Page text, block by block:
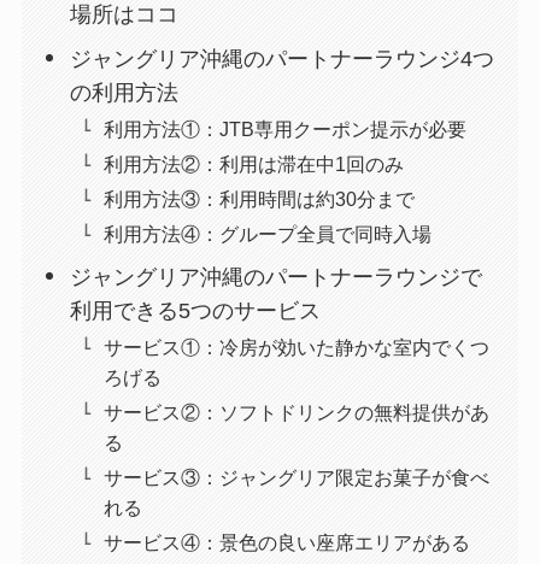
場所はココ
ジャングリア沖縄のパートナーラウンジ4つ
の利用方法
利用方法①：JTB専用クーポン提示が必要
利用方法②：利用は滞在中1回のみ
利用方法③：利用時間は約30分まで
利用方法④：グループ全員で同時入場
ジャングリア沖縄のパートナーラウンジで
利用できる5つのサービス
サービス①：冷房が効いた静かな室内でくつ
ろげる
サービス②：ソフトドリンクの無料提供があ
る
サービス③：ジャングリア限定お菓子が食べ
れる
サービス④：景色の良い座席エリアがある